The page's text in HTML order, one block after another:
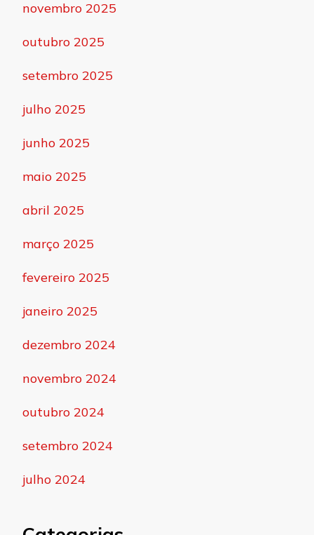
novembro 2025
outubro 2025
setembro 2025
julho 2025
junho 2025
maio 2025
abril 2025
março 2025
fevereiro 2025
janeiro 2025
dezembro 2024
novembro 2024
outubro 2024
setembro 2024
julho 2024